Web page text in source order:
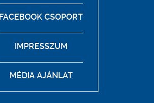
FACEBOOK CSOPORT
IMPRESSZUM
MÉDIA AJÁNLAT